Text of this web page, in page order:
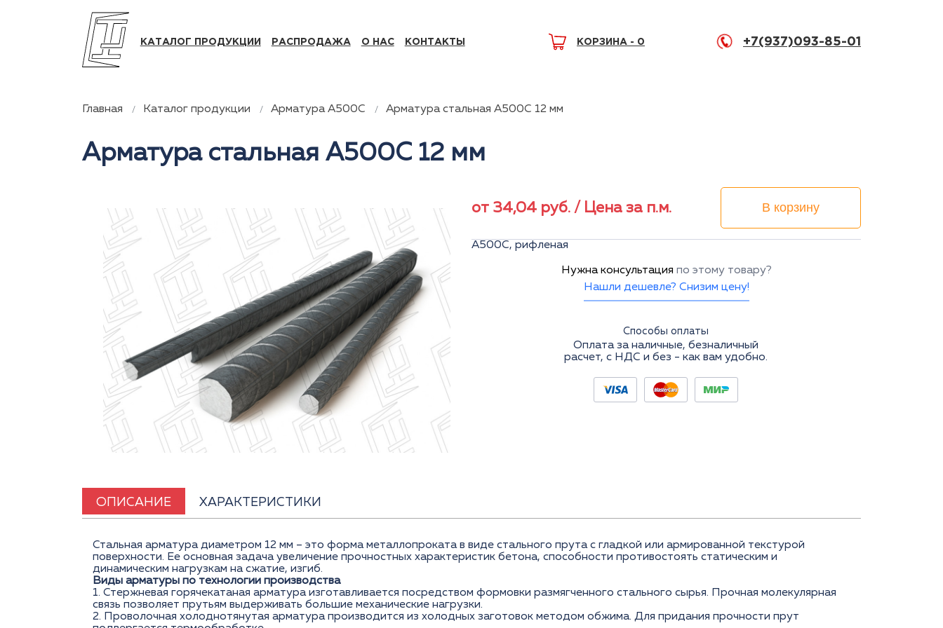
КАТАЛОГ ПРОДУКЦИИ РАСПРОДАЖА О НАС КОНТАКТЫ КОРЗИНА - 0 +7(937)093-85-01
Главная Каталог продукции Арматура А500С Арматура стальная А500С 12 мм
Арматура стальная А500С 12 мм
от 34,04 руб. / Цена за п.м. В корзину
А500С, рифленая
Нужна консультация по этому товару?
Нашли дешевле? Снизим цену!
Способы оплаты
Оплата за наличные, безналичный
расчет, с НДС и без - как вам удобно.
ОПИСАНИЕ ХАРАКТЕРИСТИКИ
Стальная арматура диаметром 12 мм – это форма металлопроката в виде стального прута с гладкой или армированной текстурой
поверхности. Ее основная задача увеличение прочностных характеристик бетона, способности противостоять статическим и
динамическим нагрузкам на сжатие, изгиб.
Виды арматуры по технологии производства
1. Стержневая горячекатаная арматура изготавливается посредством формовки размягченного стального сырья. Прочная молекулярная
связь позволяет прутьям выдерживать большие механические нагрузки.
2. Проволочная холоднотянутая арматура производится из холодных заготовок методом обжима. Для придания прочности прут